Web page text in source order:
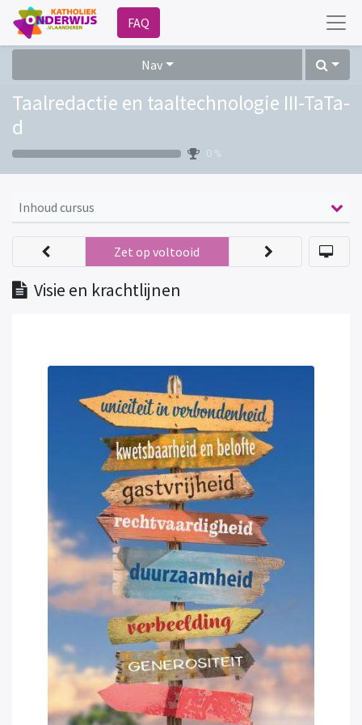
FAQ
Nav
Taalredactie en taaltechnologie III-TaTa-
d
0 %
Inhoud cursus
Visie en krachtlijnen
Zet op voltooid